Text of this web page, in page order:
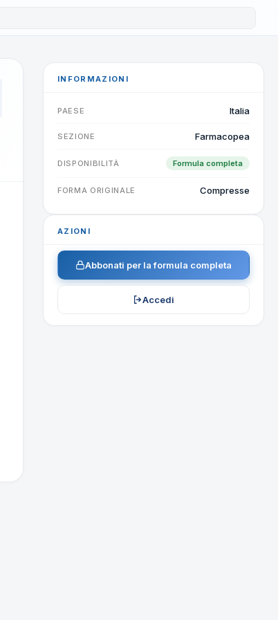
nel database
INFORMAZIONI
PAESE Italia
SEZIONE Farmacopea
DISPONIBILITÀ Formula completa
FORMA ORIGINALE Compresse
AZIONI
Abbonati per la formula completa
Accedi